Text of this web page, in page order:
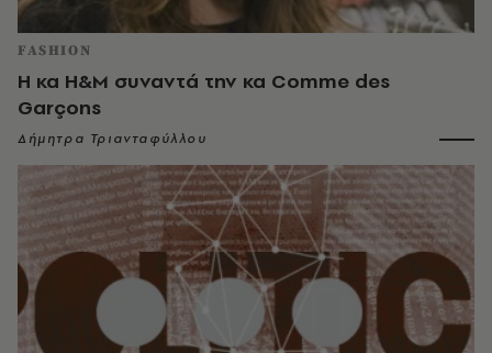
FASHION
Η κα H&M συναντά την κα Comme des
Garçons
Δήμητρα Τριανταφύλλου